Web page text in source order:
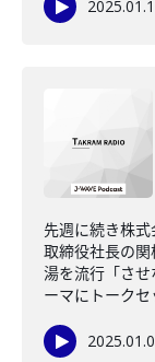
先週に続き株
取締役社長の
湯を流行「さ
ーマにトーク